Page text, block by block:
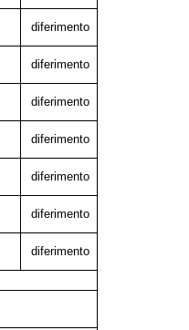
diferimento
diferimento
diferimento
diferimento
diferimento
diferimento
diferimento